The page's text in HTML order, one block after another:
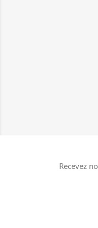
Recevez